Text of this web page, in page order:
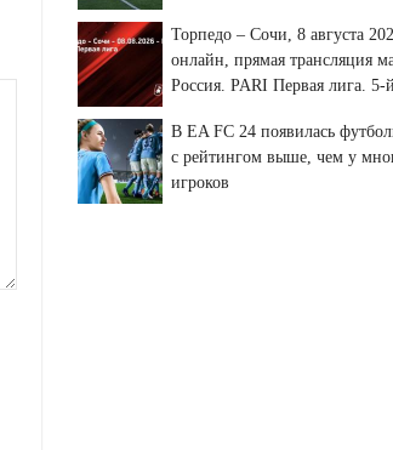
Торпедо – Сочи, 8 августа
онлайн, прямая трансляция
Россия. PARI Первая лига. 5-
В EA FC 24 появилась
с рейтингом выше, чем у
игроков